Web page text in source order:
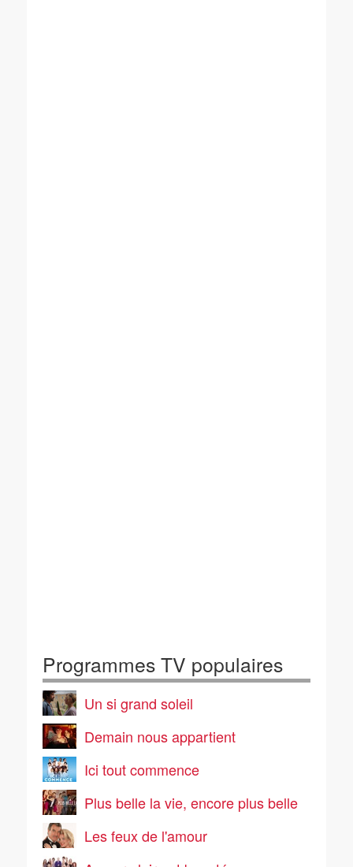
Programmes TV populaires
Un si grand soleil
Demain nous appartient
Ici tout commence
Plus belle la vie, encore plus belle
Les feux de l'amour